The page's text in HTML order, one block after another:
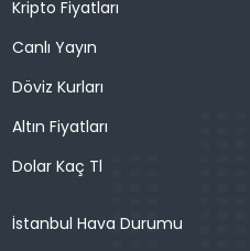
Kripto Fiyatları
Canlı Yayın
Döviz Kurları
Altın Fiyatları
Dolar Kaç Tl
İstanbul Hava Durumu